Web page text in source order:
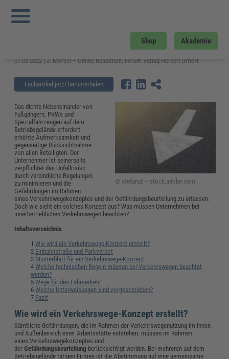
Shop Akademie
Sie sind hier:
innerbetriebliche Verkehrswege
Vorgaben an innerbetriebliche
01.03.2022 | J. Morelli – Online-Redaktion, Forum Verlag Herkert GmbH
Fachartikel jetzt herunterladen
© stefanut – stock.adobe.com
Das dichte Nebeneinander von
Fußgängern, PKWs und
Spezialfahrzeugen auf dem
Betriebsgelände erfordert
erhöhte Aufmerksamkeit und
gegenseitige Rücksichtnahme
von allen Beteiligten. Der
Unternehmer ist seinerseits
verpflichtet das Unfallrisiko
durch verbindliche Regelungen
zu minimieren und die
Gefährdungen im Rahmen
eines Verkehrswegekonzeptes und der Gefährdungsbeurteilung zu erfassen.
Doch wie sieht ein solches Konzept aus? Was müssen Unternehmen bei
innerbetrieblichen Verkehrswegen beachten?
Inhaltsverzeichnis
Wie wird ein Verkehrswege-Konzept erstellt?
Einbahnstraße und Parkverbot
Musterblatt für ein Verkehrswege-Konzept
Welche technischen Regeln müssen bei Verkehrswegen beachtet
werden?
Wege für den Fahrverkehr
Welche Unterweisungen sind vorgeschrieben?
Fazit
Wie wird ein Verkehrswege-Konzept erstellt?
Sämtliche Gefährdungen, die im Rahmen der Verkehrswegenutzung im Innen-
und Außenbereich einer Arbeitsstätte entstehen, müssen im Rahmen
eines Verkehrswegekonzeptes und
derGefährdungsbeurteilung berücksichtigt werden. Bei mehreren auf dem
Betriebsgelände tätigen Firmen ist die Abstimmung auf eine gemeinsame